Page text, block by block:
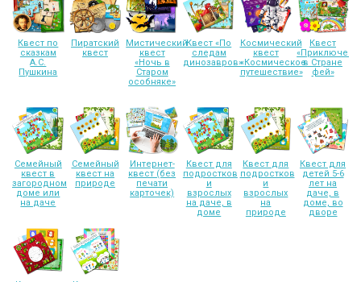
Квест по
сказкам
А.С.
Пушкина
Пиратский
квест
Мистический
квест
«Ночь в
Старом
особняке»
Квест «По
следам
динозавров»
Космический
квест
«Космическое
путешествие»
Квест
в Стране
фей»
Семейный
квест в
загородном
доме или
на даче
Семейный
квест на
природе
Интернет-
квест (без
печати
карточек)
Квест для
подростков
и
взрослых
на даче, в
доме
Квест для
подростков
и
взрослых
на
природе
Квест для
детей 5-6
лет на
даче, в
доме, во
дворе